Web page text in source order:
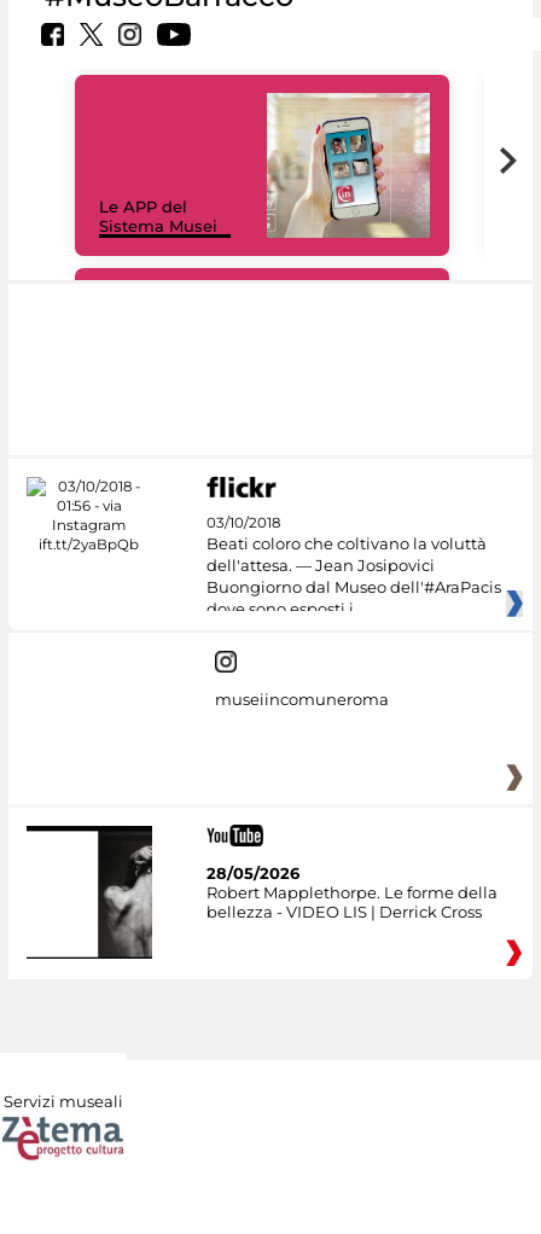
Le APP del
Sistema Musei
03/10/2018
Beati coloro che coltivano la voluttà
dell'attesa. — Jean Josipovici
Buongiorno dal Museo dell'#AraPacis
dove sono esposti i
museiincomuneroma
28/05/2026
Robert Mapplethorpe. Le forme della
bellezza - VIDEO LIS | Derrick Cross
Servizi museali